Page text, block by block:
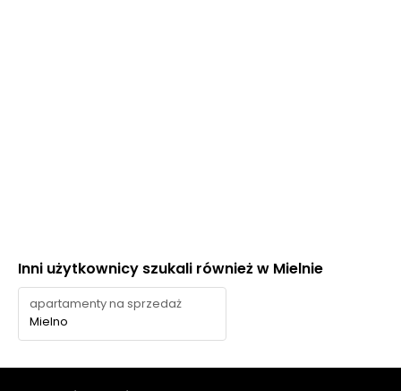
Inni użytkownicy szukali również w Mielnie
apartamenty na sprzedaż
Mielno